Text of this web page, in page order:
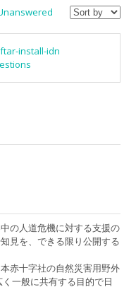
install-idn
の人道危機に対する支援の
見を、できる限り公開する
赤十字社の自然災害用野外
一般に共有する目的で日